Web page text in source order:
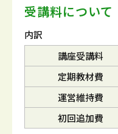
受講料について
内訳
講座受講料
定期教材費
運営維持費
初回追加費